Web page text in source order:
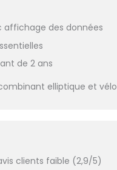
affichage des données
de 2 ans
elliptique et vélo
clients faible (2,9/5)